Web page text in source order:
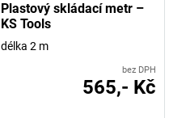
Plastový skládací metr –
KS Tools
délka 2 m
bez DPH
565,- Kč